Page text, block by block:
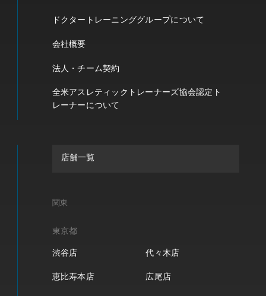
ドクタートレーニンググループについて
会社概要
法人・チーム契約
全米アスレティックトレーナーズ協会認定ト
レーナーについて
店舗一覧
関東
東京都
渋谷店 代々木店
恵比寿本店 広尾店